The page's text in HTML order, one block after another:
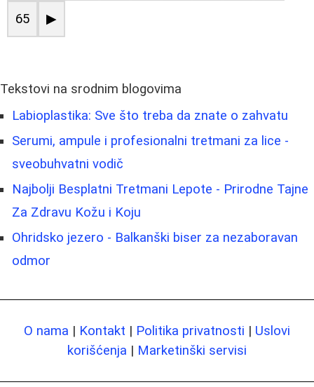
65 ▶
Tekstovi na srodnim blogovima
Labioplastika: Sve što treba da znate o zahvatu
Serumi, ampule i profesionalni tretmani za lice -
sveobuhvatni vodič
Najbolji Besplatni Tretmani Lepote - Prirodne Tajne
Za Zdravu Kožu i Koju
Ohridsko jezero - Balkanški biser za nezaboravan
odmor
O nama | Kontakt | Politika privatnosti | Uslovi
korišćenja | Marketinški servisi